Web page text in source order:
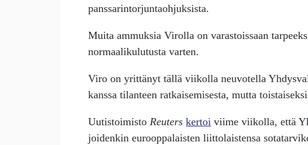
panssarintorjuntaohjuksista.
Muita ammuksia Virolla on varastoissaan
normaalikulutusta varten.
Viro on yrittänyt tällä viikolla neuvotella
kanssa tilanteen ratkaisemisesta, mutta
UutistoimistoReuters kertoi viime viikolla, että
joidenkin eurooppalaisten liittolaistensa